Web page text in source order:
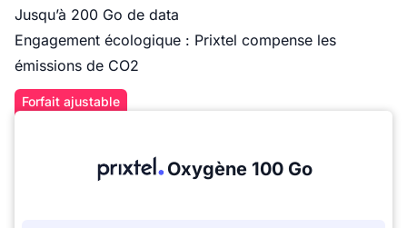
Jusqu’à 200 Go de data
Engagement écologique : Prixtel compense les
émissions de CO2
Forfait ajustable
Oxygène 100 Go